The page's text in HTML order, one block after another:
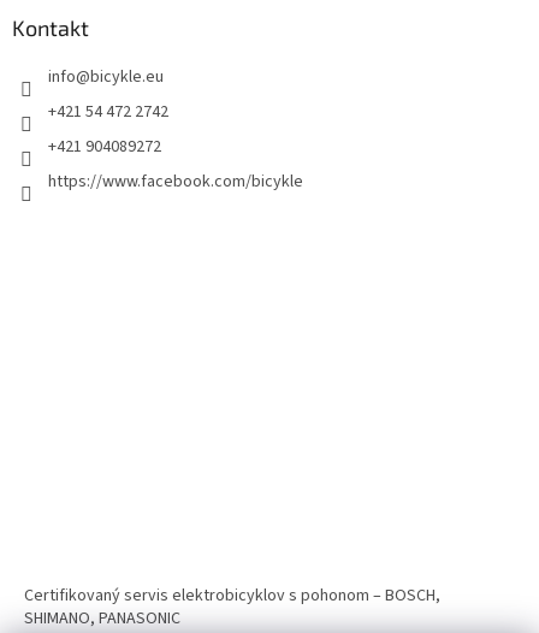
Kontakt
info@bicykle.eu
+421 54 472 2742
+421 904089272
https://www.facebook.com/bicykle
Certifikovaný servis elektrobicyklov s pohonom – BOSCH,
SHIMANO, PANASONIC